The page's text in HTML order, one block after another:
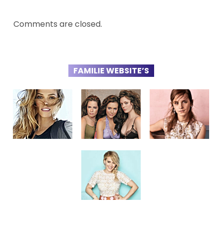
Comments are closed.
FAMILIE WEBSITE’S